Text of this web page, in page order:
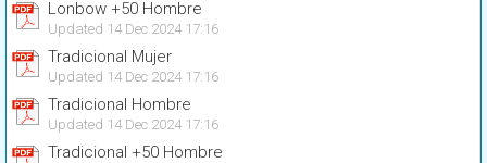
Lonbow +50 Hombre
Updated 14 Dec 2024 17:16
Tradicional Mujer
Updated 14 Dec 2024 17:16
Tradicional Hombre
Updated 14 Dec 2024 17:16
Tradicional +50 Hombre